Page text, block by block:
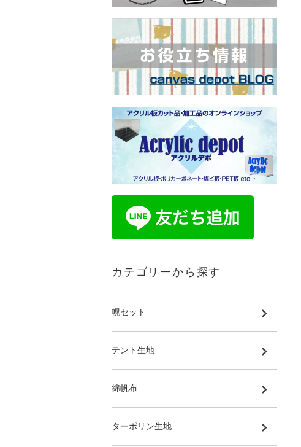
カテゴリーから探す
幌セット
テント生地
綿帆布
ターポリン生地